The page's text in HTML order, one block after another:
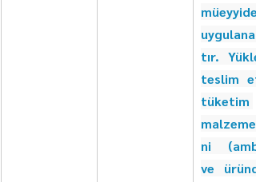
müeyyide
tır.
teslim
tüketim
ni
ve